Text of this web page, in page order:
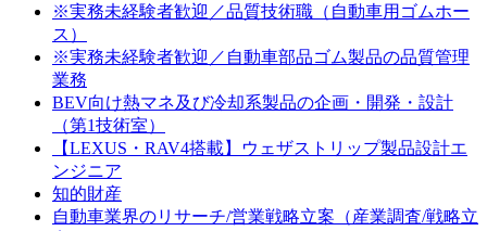
※実務未経験者歓迎／品質技術職（自動車用ゴムホー
ス）
※実務未経験者歓迎／自動車部品ゴム製品の品質管理
業務
BEV向け熱マネ及び冷却系製品の企画・開発・設計
（第1技術室）
【LEXUS・RAV4搭載】ウェザストリップ製品設計エ
ンジニア
知的財産
自動車業界のリサーチ/営業戦略立案（産業調査/戦略立